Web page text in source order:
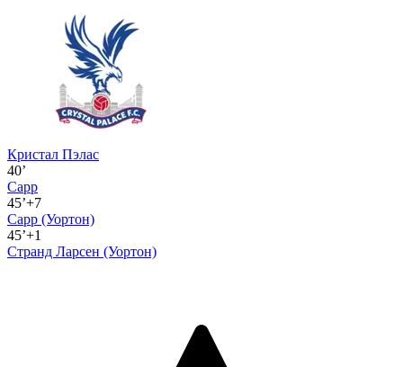
Кристал Пэлас
40’
Сарр
45’+7
Сарр (Уортон)
45’+1
Странд Ларсен (Уортон)